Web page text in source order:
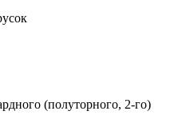
(полуторного, 2-го)